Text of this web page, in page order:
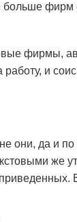
больше фирм
фирмы,
и
они, да и
же